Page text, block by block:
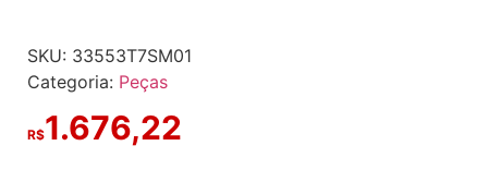
SKU: 33553T7SM01
Categoria: Peças
R$1.676,22